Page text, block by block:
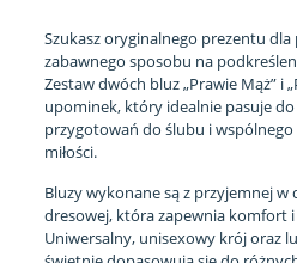
Szukasz oryginalnego prezentu dla
zabawnego sposobu na
Zestaw dwóch bluz „Prawie Mąż” i
upominek, który idealnie pasuje do
przygotowań do ślubu i wspólnego
miłości.
Bluzy wykonane są z przyjemnej
dresowej, która zapewnia komfort i
Uniwersalny, unisexowy krój oraz